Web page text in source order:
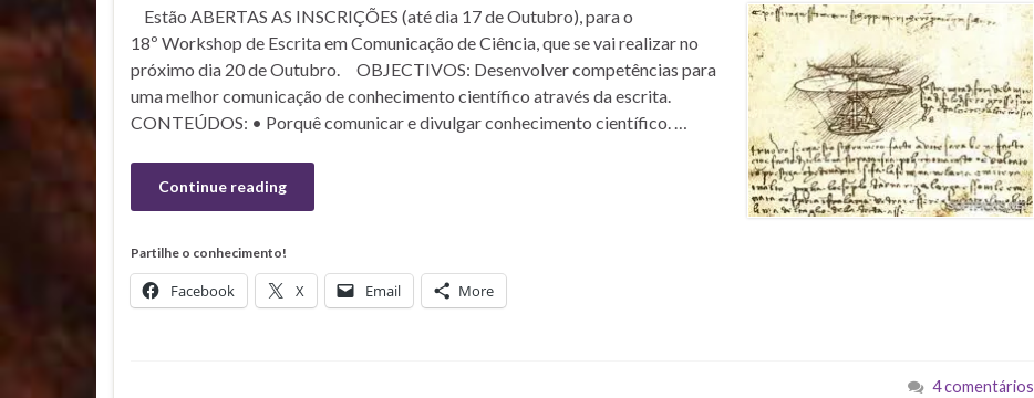
Estão ABERTAS AS INSCRIÇÕES (até dia 17 de Outubro), para o
18º Workshop de Escrita em Comunicação de Ciência, que se vai realizar no
próximo dia 20 de Outubro. OBJECTIVOS: Desenvolver competências para
uma melhor comunicação de conhecimento científico através da escrita.
CONTEÚDOS: • Porquê comunicar e divulgar conhecimento científico. …
Continue reading
Partilhe o conhecimento!
Facebook X Email More
4 comentários